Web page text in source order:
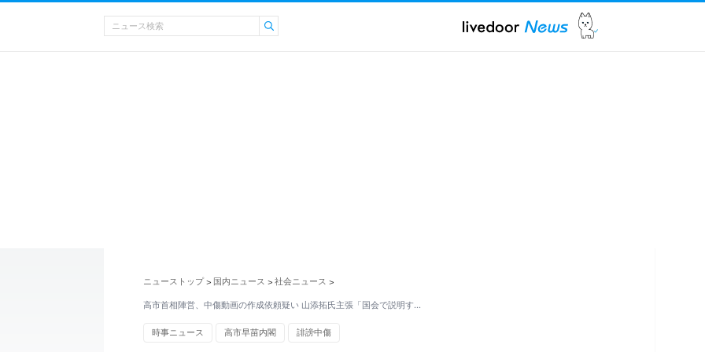
ニューストップ > 国内ニュース > 社会ニュース >
高市首相陣営、中傷動画の作成依頼疑い 山添拓氏主張「国会で説明す…
時事ニュース 高市早苗内閣 誹謗中傷